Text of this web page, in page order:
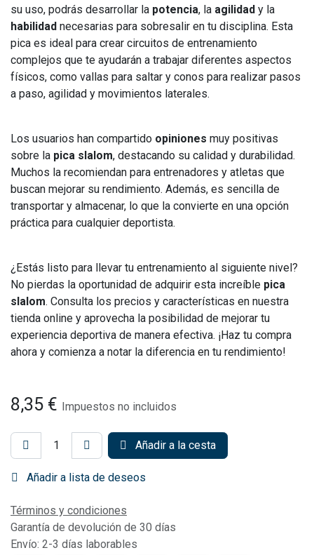
su uso, podrás desarrollar la potencia, la agilidad y la
habilidad necesarias para sobresalir en tu disciplina. Esta
pica es ideal para crear circuitos de entrenamiento
complejos que te ayudarán a trabajar diferentes aspectos
físicos, como vallas para saltar y conos para realizar pasos
a paso, agilidad y movimientos laterales.
Los usuarios han compartido opiniones muy positivas
sobre la pica slalom, destacando su calidad y durabilidad.
Muchos la recomiendan para entrenadores y atletas que
buscan mejorar su rendimiento. Además, es sencilla de
transportar y almacenar, lo que la convierte en una opción
práctica para cualquier deportista.
¿Estás listo para llevar tu entrenamiento al siguiente nivel?
No pierdas la oportunidad de adquirir esta increíble pica
slalom. Consulta los precios y características en nuestra
tienda online y aprovecha la posibilidad de mejorar tu
experiencia deportiva de manera efectiva. ¡Haz tu compra
ahora y comienza a notar la diferencia en tu rendimiento!
8,35 € Impuestos no incluidos
Añadir a la cesta
Añadir a lista de deseos
Términos y condiciones
Garantía de devolución de 30 días
Envío: 2-3 días laborables